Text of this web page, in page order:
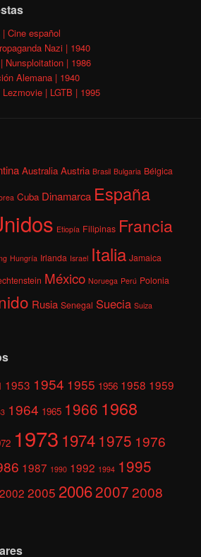
Cine español
Nazi | 1940
Nunsploitation | 1986
Alemana | 1940
| LGTB | 1995
Australia Austria Brasil Bulgaria Bélgica
Cuba Dinamarca España
Etiopía Filipinas Francia
Hungría Irlanda Israel Italia Jamaica
México Noruega Perú Polonia
Rusia Senegal Suecia Suiza
1953 1954 1955 1956 1958 1959
1964 1965 1966 1968
1973 1974 1975 1976
1987 1990 1992 1994 1995
2002 2005 200620072008